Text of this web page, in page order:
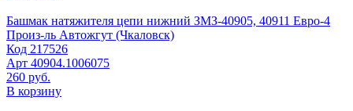
Башмак натяжителя цепи нижний ЗМЗ-40905, 40911 Евро-4
Произ-ль Автожгут (Чкаловск)
Код 217526
Арт 40904.1006075
260 руб.
В корзину